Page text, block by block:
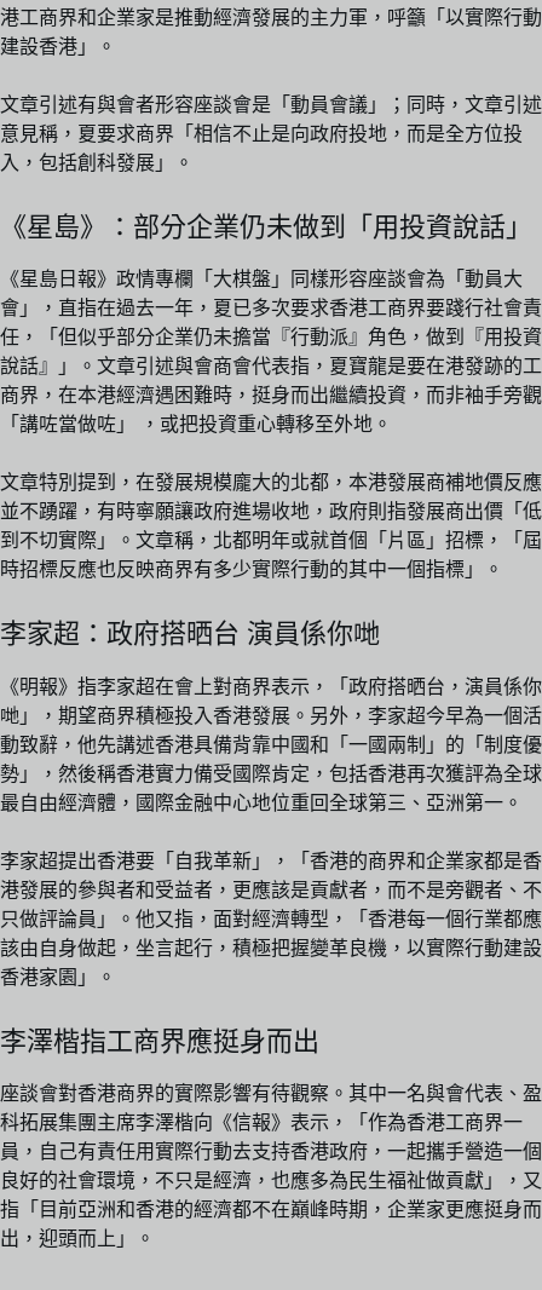
港工商界和企業家是推動經濟發展的主力軍，呼籲「以實際行動
建設香港」。
文章引述有與會者形容座談會是「動員會議」；同時，文章引述
意見稱，夏要求商界「相信不止是向政府投地，而是全方位投
入，包括創科發展」。
《星島》：部分企業仍未做到「用投資說話」
《星島日報》政情專欄「大棋盤」同樣形容座談會為「動員大
會」，直指在過去一年，夏已多次要求香港工商界要踐行社會責
任，「但似乎部分企業仍未擔當『行動派』角色，做到『用投資
說話』」。文章引述與會商會代表指，夏寶龍是要在港發跡的工
商界，在本港經濟遇困難時，挺身而出繼續投資，而非袖手旁觀
「講咗當做咗」 ，或把投資重心轉移至外地。
文章特別提到，在發展規模龐大的北都，本港發展商補地價反應
並不踴躍，有時寧願讓政府進場收地，政府則指發展商出價「低
到不切實際」。文章稱，北都明年或就首個「片區」招標，「屆
時招標反應也反映商界有多少實際行動的其中一個指標」。
李家超：政府搭晒台 演員係你哋
《明報》指李家超在會上對商界表示，「政府搭晒台，演員係你
哋」，期望商界積極投入香港發展。另外，李家超今早為一個活
動致辭，他先講述香港具備背靠中國和「一國兩制」的「制度優
勢」，然後稱香港實力備受國際肯定，包括香港再次獲評為全球
最自由經濟體，國際金融中心地位重回全球第三、亞洲第一。
李家超提出香港要「自我革新」，「香港的商界和企業家都是香
港發展的參與者和受益者，更應該是貢獻者，而不是旁觀者、不
只做評論員」。他又指，面對經濟轉型，「香港每一個行業都應
該由自身做起，坐言起行，積極把握變革良機，以實際行動建設
香港家園」。
李澤楷指工商界應挺身而出
座談會對香港商界的實際影響有待觀察。其中一名與會代表、盈
科拓展集團主席李澤楷向《信報》表示，「作為香港工商界一
員，自己有責任用實際行動去支持香港政府，一起攜手營造一個
良好的社會環境，不只是經濟，也應多為民生福祉做貢獻」，又
指「目前亞洲和香港的經濟都不在巔峰時期，企業家更應挺身而
出，迎頭而上」。